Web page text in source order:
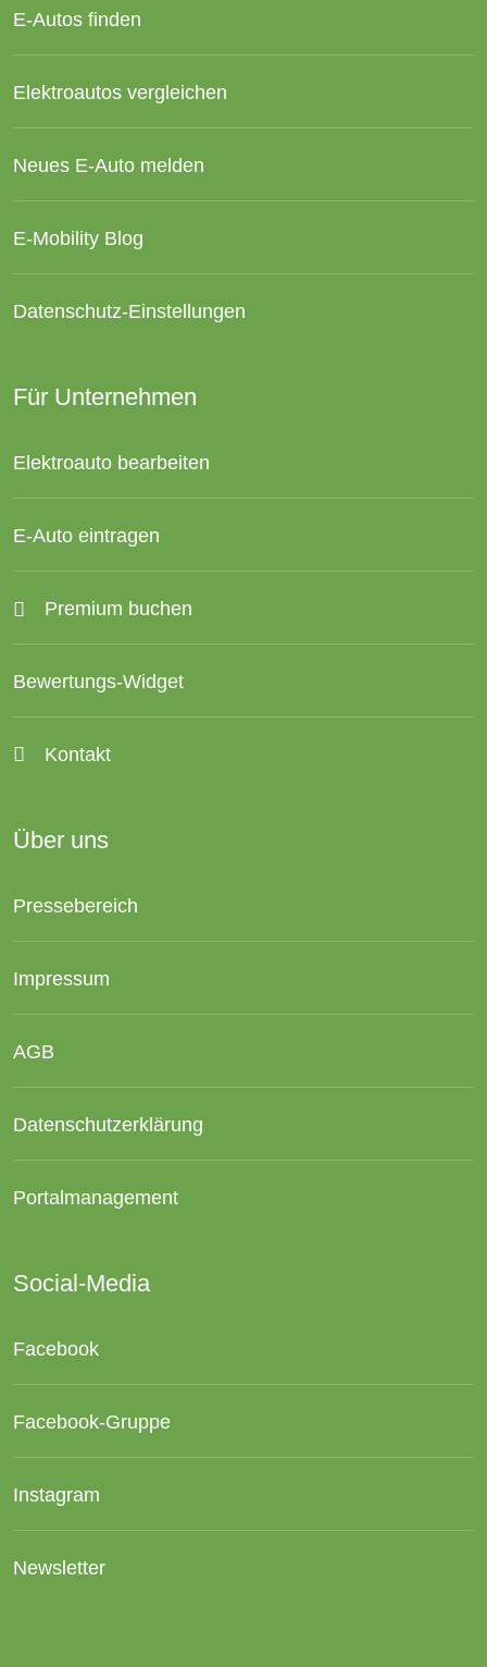
E-Autos finden
Elektroautos vergleichen
Neues E-Auto melden
E-Mobility Blog
Datenschutz-Einstellungen
Für Unternehmen
Elektroauto bearbeiten
E-Auto eintragen
Premium buchen
Bewertungs-Widget
Kontakt
Über uns
Pressebereich
Impressum
AGB
Datenschutzerklärung
Portalmanagement
Social-Media
Facebook
Facebook-Gruppe
Instagram
Newsletter